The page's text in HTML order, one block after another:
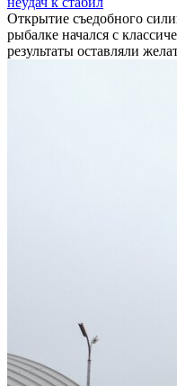
Открытие съедобного
рыбалке начался с
результаты оставляли